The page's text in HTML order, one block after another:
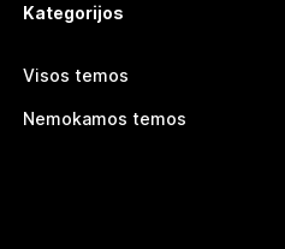
Kategorijos
Visos temos
Nemokamos temos